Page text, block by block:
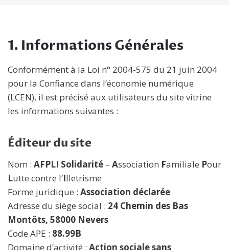
1. Informations Générales
Conformément à la Loi n° 2004-575 du 21 juin 2004
pour la Confiance dans l’économie numérique
(LCEN), il est précisé aux utilisateurs du site vitrine
les informations suivantes :
Éditeur du site
Nom : AFPLI Solidarité – Association Familiale Pour
Lutte contre l’Illetrisme
Forme juridique : Association déclarée
Adresse du siège social : 24 Chemin des Bas
Montôts, 58000 Nevers
Code APE : 88.99B
Domaine d’activité : Action sociale sans